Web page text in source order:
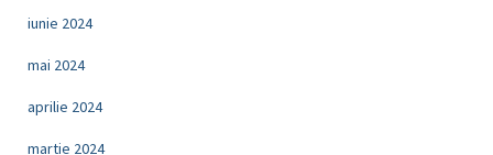
iunie 2024
mai 2024
aprilie 2024
martie 2024